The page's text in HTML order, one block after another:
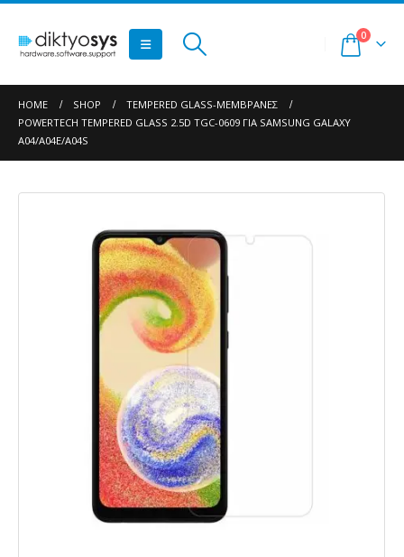
0
HOME SHOP
TEMPERED GLASS-ΜΕΜΒΡΆΝΕΣ
POWERTECH TEMPERED GLASS 2.5D TGC-0609 ΓΙΑ SAMSUNG GALAXY
A04/A04E/A04S